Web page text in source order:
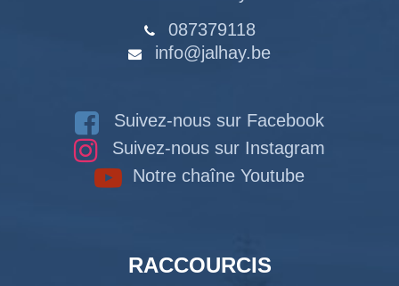
087379118
info@jalhay.be
Suivez-nous sur Facebook
Suivez-nous sur Instagram
Notre chaîne Youtube
RACCOURCIS